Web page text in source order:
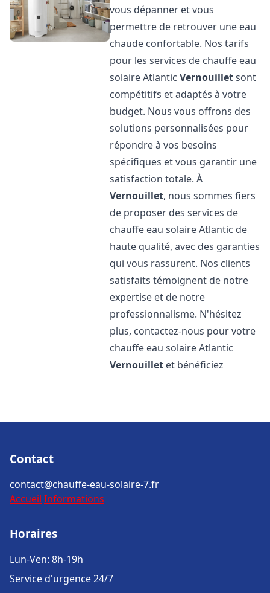
vous dépanner et vous
permettre de retrouver une eau
chaude confortable. Nos tarifs
pour les services de chauffe eau
solaire AtlanticVernouilletsont
compétitifs et adaptés à votre
budget. Nous vous offrons des
solutions personnalisées pour
répondre à vos besoins
spécifiques et vous garantir une
satisfaction totale. À
Vernouillet, nous sommes fiers
de proposer des services de
chauffe eau solaire Atlantic de
haute qualité, avec des garanties
qui vous rassurent. Nos clients
satisfaits témoignent de notre
expertise et de notre
professionnalisme. N'hésitez
plus, contactez-nous pour votre
chauffe eau solaire Atlantic
Vernouillet et bénéficiez
Contact
contact@chauffe-eau-solaire-7.fr
Accueil Informations
Horaires
Lun-Ven: 8h-19h
Service d'urgence 24/7